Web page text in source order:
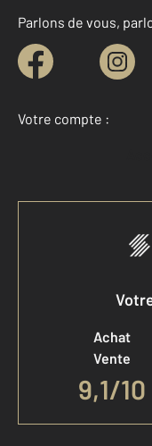
Parlons de vous,
Votre compte :
Achat
Vente
9,1/10